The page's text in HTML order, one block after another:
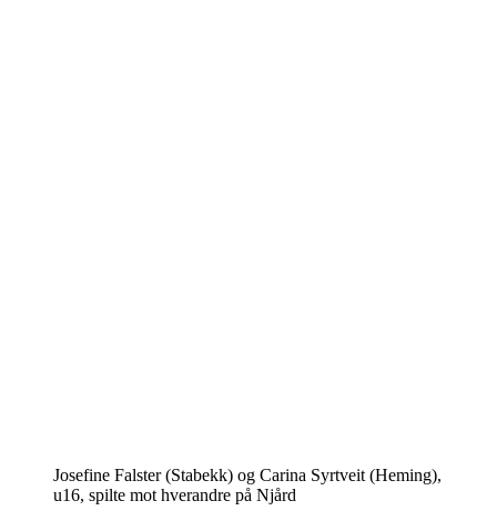
Josefine Falster (Stabekk) og Carina Syrtveit (Heming),
u16, spilte mot hverandre på Njård